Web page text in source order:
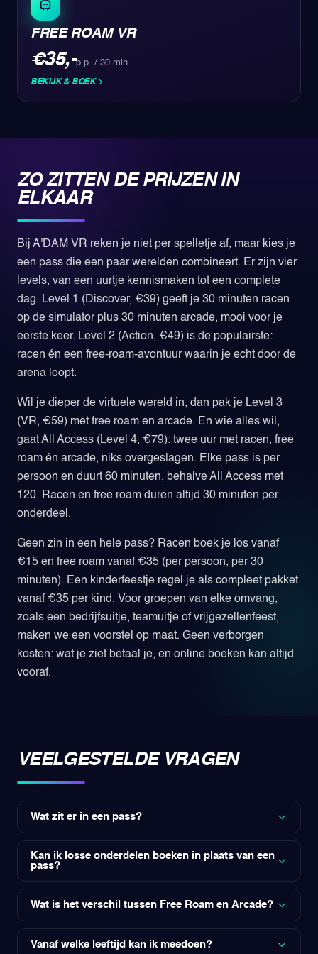
FREE ROAM VR
€35,-p.p. / 30 min
BEKIJK & BOEK
ZO ZITTEN DE PRIJZEN IN
ELKAAR
Bij A'DAM VR reken je niet per spelletje af, maar kies je
een pass die een paar werelden combineert. Er zijn vier
levels, van een uurtje kennismaken tot een complete
dag. Level 1 (Discover, €39) geeft je 30 minuten racen
op de simulator plus 30 minuten arcade, mooi voor je
eerste keer. Level 2 (Action, €49) is de populairste:
racen én een free-roam-avontuur waarin je echt door de
arena loopt.
Wil je dieper de virtuele wereld in, dan pak je Level 3
(VR, €59) met free roam en arcade. En wie alles wil,
gaat All Access (Level 4, €79): twee uur met racen, free
roam én arcade, niks overgeslagen. Elke pass is per
persoon en duurt 60 minuten, behalve All Access met
120. Racen en free roam duren altijd 30 minuten per
onderdeel.
Geen zin in een hele pass? Racen boek je los vanaf
€15 en free roam vanaf €35 (per persoon, per 30
minuten). Een kinderfeestje regel je als compleet pakket
vanaf €35 per kind. Voor groepen van elke omvang,
zoals een bedrijfsuitje, teamuitje of vrijgezellenfeest,
maken we een voorstel op maat. Geen verborgen
kosten: wat je ziet betaal je, en online boeken kan altijd
vooraf.
VEELGESTELDE VRAGEN
Wat zit er in een pass?
Elke pass geeft toegang tot bepaalde werelden —
racing, free roam en/of arcade. Level 1 Discover (€39)
tot Level 4 All Access (€79): hoe hoger het level, hoe
meer werelden je speelt. In de vergelijkingstabel
hierboven zie je per level precies wat erin zit.
Kan ik losse onderdelen boeken in plaats van een
pass?
Ja. Racen kan los vanaf €15 en Free Roam VR vanaf
€35. Arcade is alleen onderdeel van een pass, niet los
te boeken.
Wat is het verschil tussen Free Roam en Arcade?
Bij Free Roam loop je draadloos rond in een arena van
1.500 m² en speel je samen één groot avontuur — je
Vanaf welke leeftijd kan ik meedoen?